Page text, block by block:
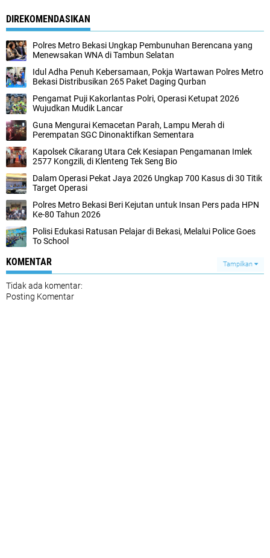
DIREKOMENDASIKAN
Polres Metro Bekasi Ungkap Pembunuhan Berencana yang
Menewsakan WNA di Tambun Selatan
Idul Adha Penuh Kebersamaan, Pokja Wartawan Polres Metro
Bekasi Distribusikan 265 Paket Daging Qurban
Pengamat Puji Kakorlantas Polri, Operasi Ketupat 2026
Wujudkan Mudik Lancar
Guna Mengurai Kemacetan Parah, Lampu Merah di
Perempatan SGC Dinonaktifkan Sementara
Kapolsek Cikarang Utara Cek Kesiapan Pengamanan Imlek
2577 Kongzili, di Klenteng Tek Seng Bio
Dalam Operasi Pekat Jaya 2026 Ungkap 700 Kasus di 30 Titik
Target Operasi
Polres Metro Bekasi Beri Kejutan untuk Insan Pers pada HPN
Ke-80 Tahun 2026
Polisi Edukasi Ratusan Pelajar di Bekasi, Melalui Police Goes
To School
KOMENTAR Tampilkan
Tidak ada komentar:
Posting Komentar